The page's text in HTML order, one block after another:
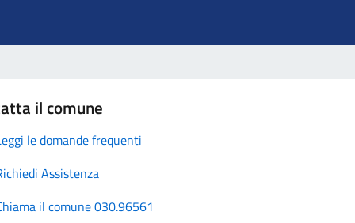
il comune
le domande frequenti
Assistenza
il comune 030.96561